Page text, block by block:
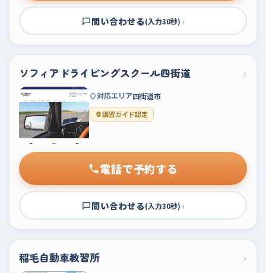
問い合わせる(入力30秒) ›
ソフィアドライビングスクール四街道 ›
対応エリア四街道市
講習ガイド認定
電話で予約する
問い合わせる(入力30秒) ›
稲毛自動車教習所 ›